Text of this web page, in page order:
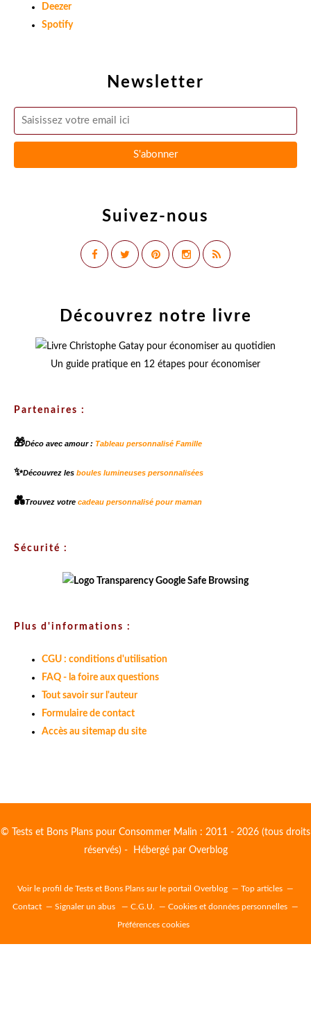
Newsletter
Suivez-nous
Deezer
Spotify
Découvrez notre livre
Un guide pratique en 12 étapes pour économiser
Partenaires :
🎁Déco avec amour : Tableau personnalisé Famille
✨Découvrez les boules lumineuses personnalisées
💑Trouvez votre cadeau personnalisé pour maman
Sécurité :
Plus d'informations :
CGU : conditions d'utilisation
FAQ - la foire aux questions
Tout savoir sur l'auteur
Formulaire de contact
Accès au sitemap du site
© Tests et Bons Plans pour Consommer Malin : 2011 - 2026 (tous droits
réservés) - Hébergé par Overblog
Voir le profil de Tests et Bons Plans sur le portail Overblog Top articles
Contact Signaler un abus C.G.U. Cookies et données personnelles
Préférences cookies